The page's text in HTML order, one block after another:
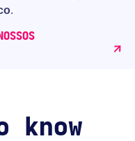
.
know